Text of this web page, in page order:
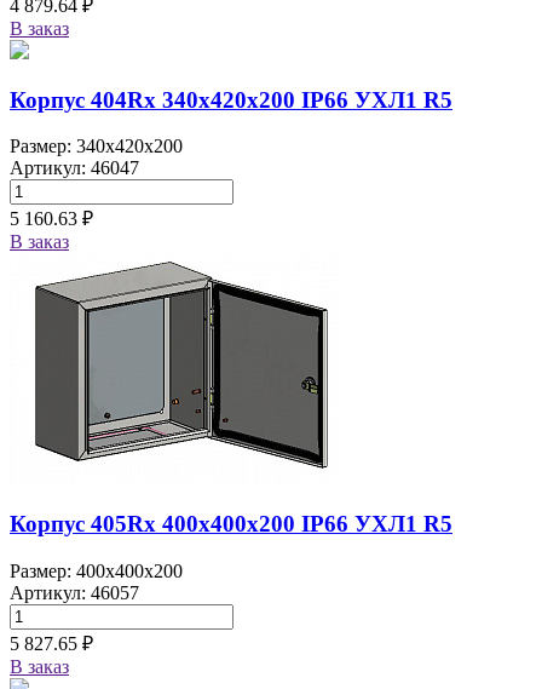
4 879.64 ₽
В заказ
Корпус 404Rx 340х420х200 IP66 УХЛ1 R5
Размер: 340x420x200
Артикул: 46047
5 160.63 ₽
В заказ
Корпус 405Rx 400х400х200 IP66 УХЛ1 R5
Размер: 400x400x200
Артикул: 46057
5 827.65 ₽
В заказ